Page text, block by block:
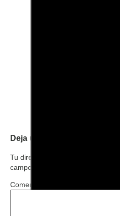
Deja una respuesta
Tu dirección de correo electrónico
campos obligatorios están
Comentario